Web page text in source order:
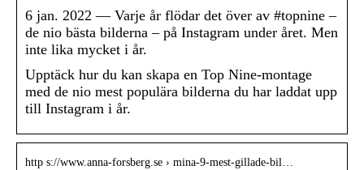
6 jan. 2022 — Varje år flödar det över av #topnine –
de nio bästa bilderna – på Instagram under året. Men
inte lika mycket i år.
Upptäck hur du kan skapa en Top Nine-montage
med de nio mest populära bilderna du har laddat upp
till Instagram i år.
http s://www.anna-forsberg.se › mina-9-mest-gillade-bil…